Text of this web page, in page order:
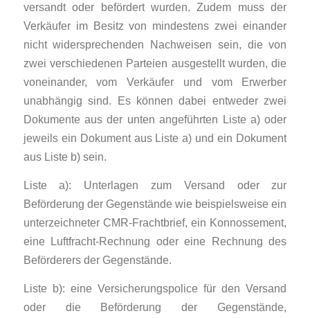
versandt oder befördert wurden. Zudem muss der
Verkäufer im Besitz von mindestens zwei einander
nicht widersprechenden Nachweisen sein, die von
zwei verschiedenen Parteien ausgestellt wurden, die
voneinander, vom Verkäufer und vom Erwerber
unabhängig sind. Es können dabei entweder zwei
Dokumente aus der unten an­geführten Liste a) oder
jeweils ein Dokument aus Liste a) und ein Dokument
aus Liste b) sein.
Liste a): Unterlagen zum Versand oder zur
Beförderung der Gegenstände wie bei­spiels­weise ein
unterzeichneter CMR-Frachtbrief, ein Konnossement,
eine Luftfracht-Rechnung oder eine Rechnung des
Beförderers der Gegenstände.
Liste b): eine Versicherungspolice für den Versand
oder die Beförderung der Gegen­stände,